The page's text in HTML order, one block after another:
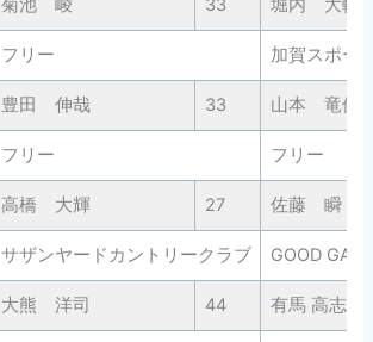
菊池 崚 33 堀内 大輔
フリー 加賀スポー
豊田 伸哉 33 山本 竜佑
フリー フリー
高橋 大輝 27 佐藤 瞬
サザンヤードカントリークラブ GOOD
大熊 洋司 44 有馬 高志